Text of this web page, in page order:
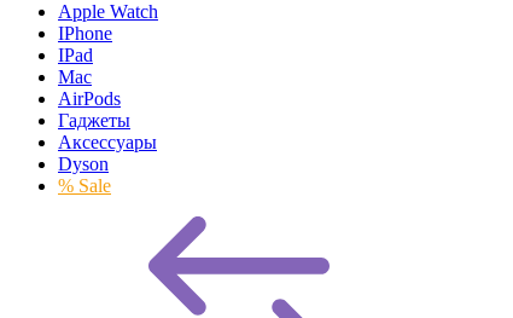
Apple Watch
IPhone
IPad
Mac
AirPods
Гаджеты
Аксессуары
Dyson
% Sale